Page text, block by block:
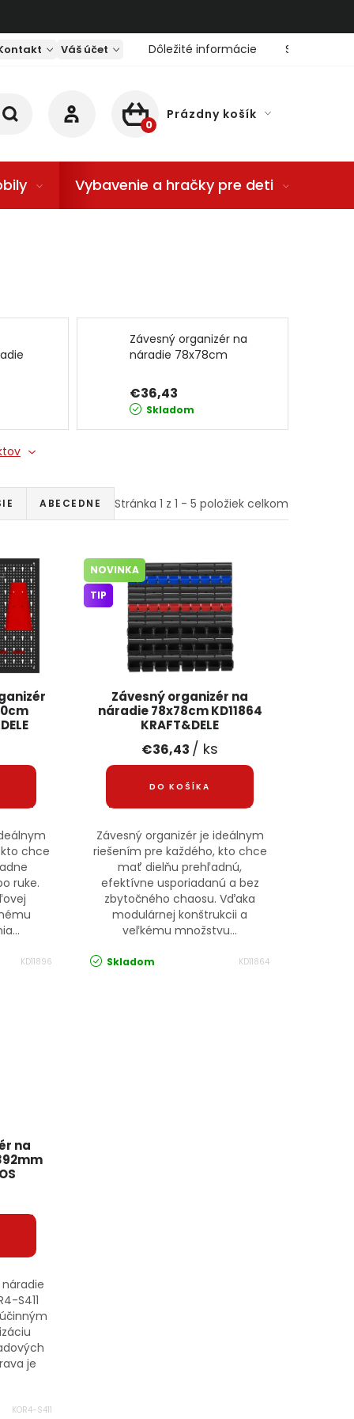
Váš účet Dôležité informácie Servis
NÁKUPNÝ KOŠÍK
Prázdny košík
Vybavenie a hračky pre deti
Závesný organizér na
náradie 78x78cm
€36,43
Skladom
Stránka 1 z 1 - 5 položiek celkom
ABECEDNE
chce
ruke.
KD11896
Závesný organizér na
náradie 78x78cm KD11864
KRAFT&DELE
NOVINKA
TIP
€36,43 / ks
DO KOŠÍKA
Závesný organizér je ideálnym
riešením pre každého, kto chce
mať dielňu prehľadnú,
efektívne usporiadanú a bez
zbytočného chaosu. Vďaka
modulárnej konštrukcii a
veľkému množstvu...
Skladom KD11864
na
S411
je
KOR4-S411